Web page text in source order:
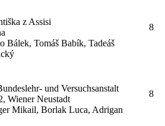
z Assisi
Bálek, Tomáš Babík, Tadeáš
8
und Versuchsanstalt
Wiener Neustadt
Mikail, Borlak Luca, Adrigan
8